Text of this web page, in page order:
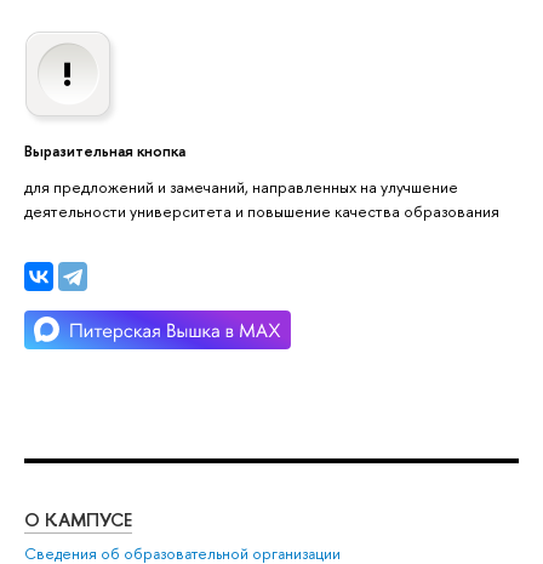
Выразительная кнопка
для предложений и замечаний, направленных на улучшение
деятельности университета и повышение качества образования
О КАМПУСЕ
Сведения об образовательной организации